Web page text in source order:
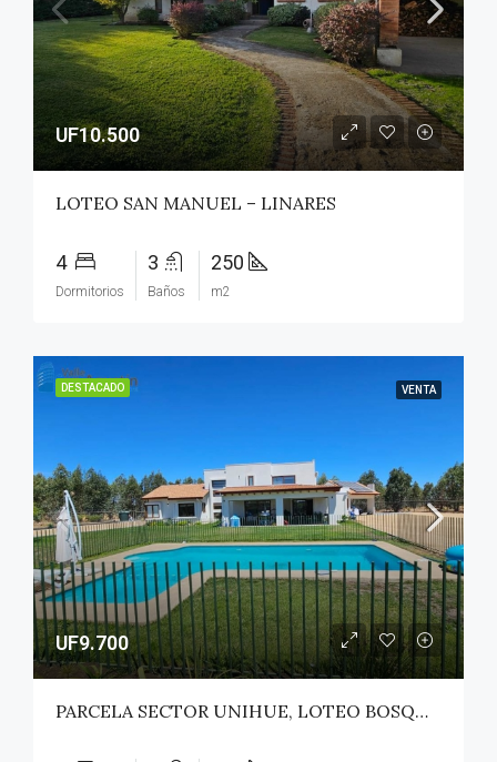
UF10.500
LOTEO SAN MANUEL – LINARES
4
Dormitorios
3
Baños
250
m2
DESTACADO VENTA
UF9.700
PARCELA SECTOR UNIHUE, LOTEO BOSQUES DEL VALLE – MAULE